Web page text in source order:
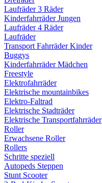
Laufräder 3 Räder
Kinderfahrräder Jungen
Laufräder 4 Räder
Laufräder
Transport Fahrräder Kinder
Buggys
Kinderfahrräder Mädchen
Freestyle
Elektrofahrräder
Elektrische mountainbikes
Elektro-Faltrad
Elektrische Stadträder
Elektrische Transportfahrräder
Roller
Erwachsene Roller
Rollers
Schritte speziell
Autopeds Steppen
Stunt Scooter